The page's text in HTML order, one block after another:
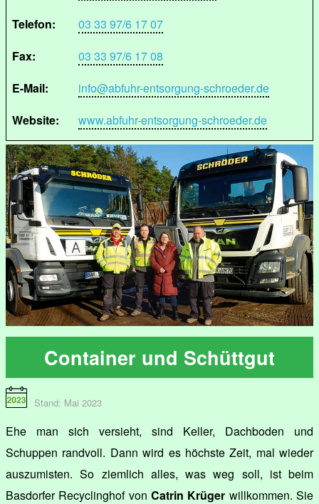
Telefon:
03 33 97/6 17 07
Fax:
03 33 97/6 17 08
E-Mail:
info@abfuhr-entsorgung-schroeder.de
Website:
www.abfuhr-entsorgung-schroeder.de
Container und Schüttgut
Stand: Mai 2023
Ehe man sich versieht, sind Keller, Dachboden und
Schuppen randvoll. Dann wird es höchste Zeit, mal wieder
auszumisten. So ziemlich alles, was weg soll, ist beim
Basdorfer Recyclinghof von Catrin Krüger willkommen. Sie